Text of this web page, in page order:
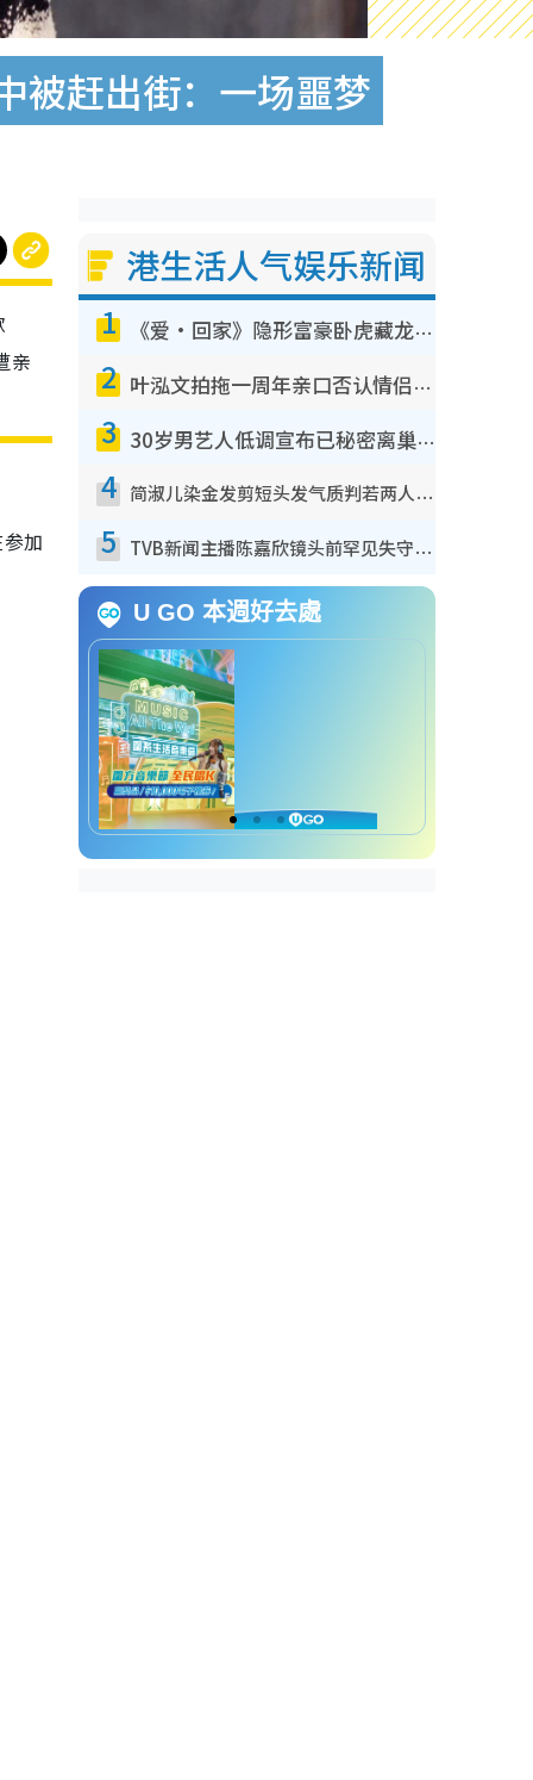
被赶出街：一场噩梦
亲
加
港生活人气娱乐新闻
1 《爱·回家》隐形富豪卧虎藏龙！盘点12位财气逼人的有钱艺人：这位美女3亿身家不愁做
2 叶泓文拍拖一周年亲口否认情侣关系？！被质疑感情造假竟称GM“普通同事”
3 30岁男艺人低调宣布已秘密离巢！人气急跌变失踪人口：“这几年过得并不容易”
4 简淑儿染金发剪短头发气质判若两人！吓坏老公麦大力都认不出：“你做什么？”
5 TVB新闻主播陈嘉欣镜头前罕见失守！遭林超英一句话突袭吓坏当场大笑
U GO 本週好去處